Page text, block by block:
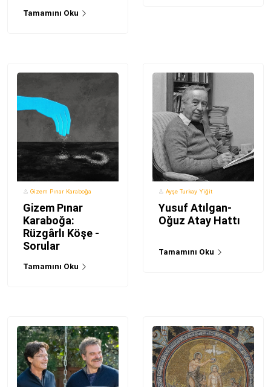
Tamamını Oku
Gizem Pınar Karaboğa
Gizem Pınar
Karaboğa:
Rüzgârlı Köşe -
Sorular
Tamamını Oku
Ayşe Turkay Yiğit
Yusuf Atılgan-
Oğuz Atay Hattı
Tamamını Oku